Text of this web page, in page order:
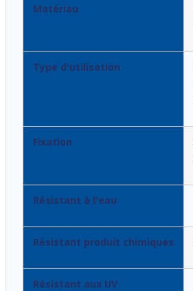
Matériau
Type d'utilisation
Fixation
Résistant à l'eau
Résistant produit chimiques
Résistant aux UV